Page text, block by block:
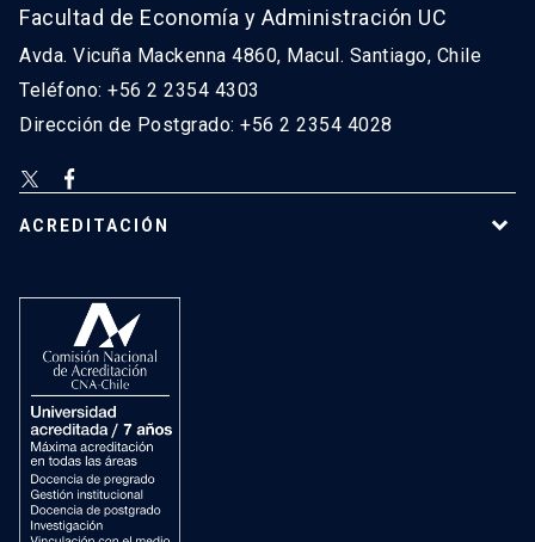
Facultad de Economía y Administración UC
Avda. Vicuña Mackenna 4860, Macul. Santiago, Chile
Teléfono: +56 2 2354 4303
Dirección de Postgrado: +56 2 2354 4028
ACREDITACIÓN